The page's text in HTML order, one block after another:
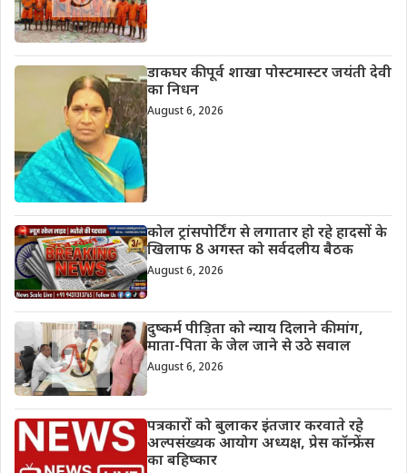
डाकघर की पूर्व शाखा पोस्टमास्टर जयंती देवी
का निधन
August 6, 2026
कोल ट्रांसपोर्टिंग से लगातार हो रहे हादसों के
खिलाफ 8 अगस्त को सर्वदलीय बैठक
August 6, 2026
दुष्कर्म पीड़िता को न्याय दिलाने की मांग,
माता-पिता के जेल जाने से उठे सवाल
August 6, 2026
पत्रकारों को बुलाकर इंतजार करवाते रहे
अल्पसंख्यक आयोग अध्यक्ष, प्रेस कॉन्फ्रेंस
का बहिष्कार